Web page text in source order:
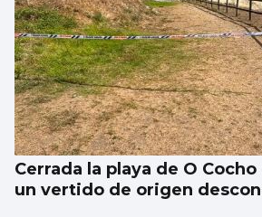
Cerrada la playa de O
un vertido de origen